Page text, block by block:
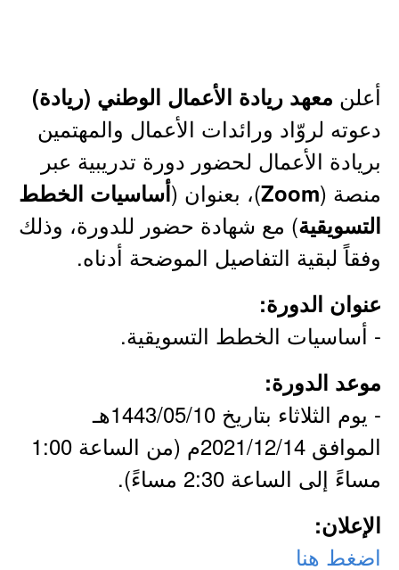
أعلن معهد ريادة الأعمال الوطني (ريادة)
دعوته لروّاد ورائدات الأعمال والمهتمين
بريادة الأعمال لحضور دورة تدريبية عبر
منصة (Zoom)، بعنوان (أساسيات الخطط
التسويقية) مع شهادة حضور للدورة، وذلك
وفقاً لبقية التفاصيل الموضحة أدناه.
عنوان الدورة:
- أساسيات الخطط التسويقية.
موعد الدورة:
- يوم الثلاثاء بتاريخ 1443/05/10هـ
الموافق 2021/12/14م (من الساعة 1:00
مساءً إلى الساعة 2:30 مساءً).
الإعلان:
اضغط هنا